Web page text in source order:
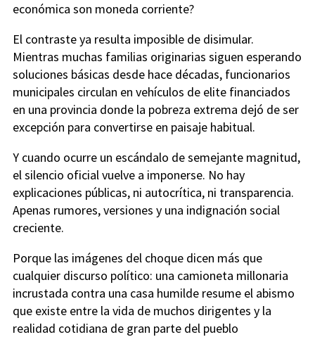
económica son moneda corriente?
El contraste ya resulta imposible de disimular.
Mientras muchas familias originarias siguen esperando
soluciones básicas desde hace décadas, funcionarios
municipales circulan en vehículos de elite financiados
en una provincia donde la pobreza extrema dejó de ser
excepción para convertirse en paisaje habitual.
Y cuando ocurre un escándalo de semejante magnitud,
el silencio oficial vuelve a imponerse. No hay
explicaciones públicas, ni autocrítica, ni transparencia.
Apenas rumores, versiones y una indignación social
creciente.
Porque las imágenes del choque dicen más que
cualquier discurso político: una camioneta millonaria
incrustada contra una casa humilde resume el abismo
que existe entre la vida de muchos dirigentes y la
realidad cotidiana de gran parte del pueblo